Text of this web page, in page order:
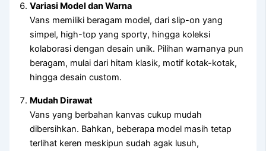
Variasi Model dan Warna
Vans memiliki beragam model, dari slip-on yang
simpel, high-top yang sporty, hingga koleksi
kolaborasi dengan desain unik. Pilihan warnanya pun
beragam, mulai dari hitam klasik, motif kotak-kotak,
hingga desain custom.
Mudah Dirawat
Vans yang berbahan kanvas cukup mudah
dibersihkan. Bahkan, beberapa model masih tetap
terlihat keren meskipun sudah agak lusuh,